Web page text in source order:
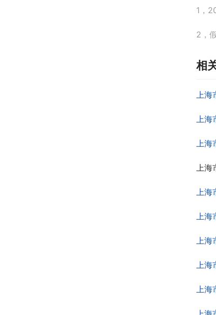
1，
2，
相
上海
上海
上海
上海
上海
上海
上海
上海
上海